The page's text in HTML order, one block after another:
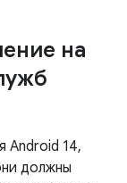
на
Android 14,
должны